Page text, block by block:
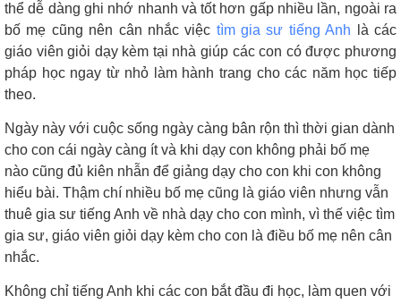
thể dễ dàng ghi nhớ nhanh và tốt hơn gấp nhiều lần, ngoài ra
bố mẹ cũng nên cân nhắc việc tìm gia sư tiếng Anh là các
giáo viên giỏi dạy kèm tại nhà giúp các con có được phương
pháp học ngay từ nhỏ làm hành trang cho các năm học tiếp
theo.
Ngày này với cuộc sống ngày càng bân rộn thì thời gian dành
cho con cái ngày càng ít và khi dạy con không phải bố mẹ
nào cũng đủ kiên nhẫn để giảng dạy cho con khi con không
hiểu bài. Thậm chí nhiều bố mẹ cũng là giáo viên nhưng vẫn
thuê gia sư tiếng Anh về nhà dạy cho con mình, vì thế việc tìm
gia sư, giáo viên giỏi dạy kèm cho con là điều bố mẹ nên cân
nhắc.
Không chỉ tiếng Anh khi các con bắt đầu đi học, làm quen với